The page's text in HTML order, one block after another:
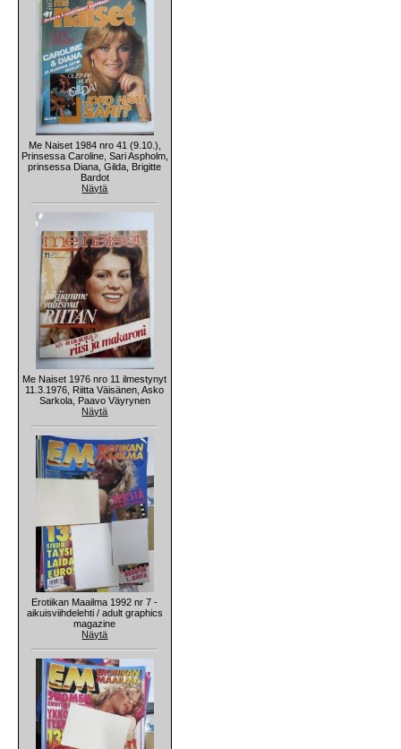
Me Naiset 1984 nro 41 (9.10.),
Prinsessa Caroline, Sari Aspholm,
prinsessa Diana, Gilda, Brigitte
Bardot
Näytä
Me Naiset 1976 nro 11 ilmestynyt
11.3.1976, Riitta Väisänen, Asko
Sarkola, Paavo Väyrynen
Näytä
Erotiikan Maailma 1992 nr 7 -
aikuisviihdelehti / adult graphics
magazine
Näytä